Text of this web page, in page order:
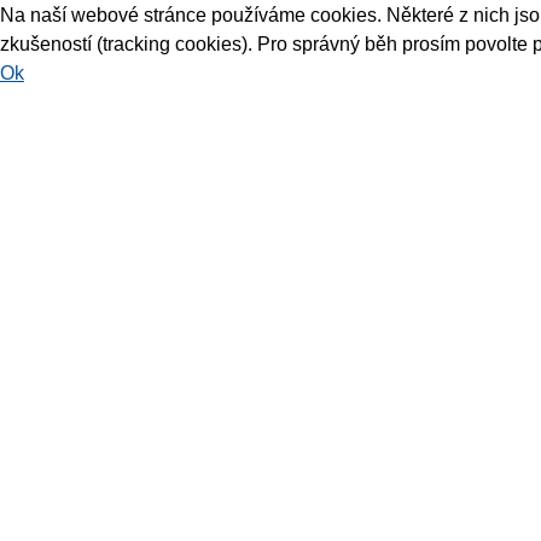
Na naší webové stránce používáme cookies. Některé z nich
zkušeností (tracking cookies). Pro správný běh prosím povolte
Ok